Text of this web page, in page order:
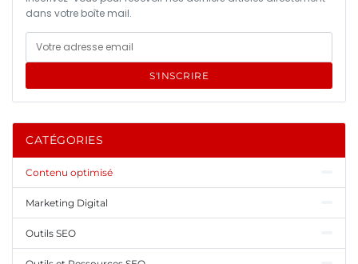
dans votre boîte mail.
S'INSCRIRE
CATÉGORIES
Contenu optimisé
Marketing Digital
Outils SEO